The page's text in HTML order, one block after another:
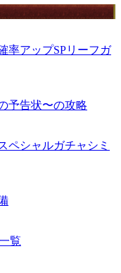
率アップSPリーフガ
予告状〜の攻略
ペシャルガチャシミ
覧